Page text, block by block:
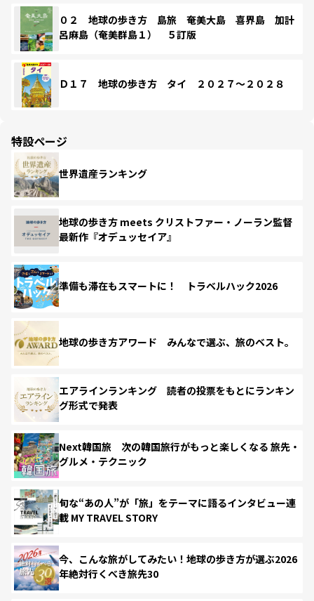
０２ 地球の歩き方 島旅 奄美大島 喜界島 加計
呂麻島（奄美群島１） ５訂版
Ｄ１７ 地球の歩き方 タイ ２０２７～２０２８
特設ページ
世界遺産ランキング
地球の歩き方 meets クリストファー・ノーラン監督
最新作『オデュッセイア』
準備も滞在もスマートに！ トラベルハック2026
地球の歩き方アワード みんなで選ぶ、旅のベスト。
エアラインランキング 読者の投票をもとにランキン
グ形式で発表
Next韓国旅 次の韓国旅行がもっと楽しくなる 旅先・
グルメ・テクニック
旬な“あの人”が「旅」をテーマに語るインタビュー連
載 MY TRAVEL STORY
今、こんな旅がしてみたい！地球の歩き方が選ぶ2026
年絶対行くべき旅先30